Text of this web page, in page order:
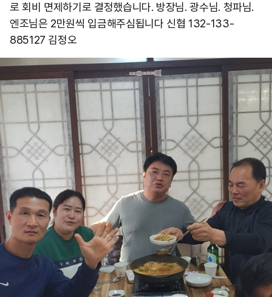
로 회비 면제하기로 결정했습니다. 방장님. 광수님. 청파님.
엔조님은 2만원씩 입금해주심됩니다 신협 132-133-
885127 김정오